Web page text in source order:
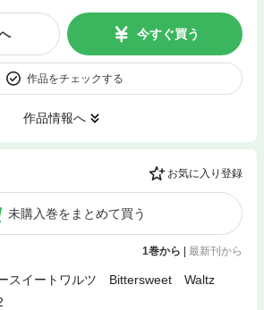
今すぐ買う
作品をチェックする
作品情報へ
お気に入り登録
未購入巻をまとめて買う
1巻から | 最新刊から
スイートワルツ Bittersweet Waltz